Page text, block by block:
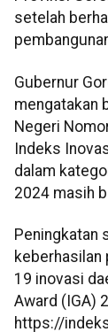
setelah
Gubernur
mengatakan
Negeri
Indeks
dalam
2024 masih
Peningkatan
keberhasilan
19 inovasi
Award (IGA)
https://